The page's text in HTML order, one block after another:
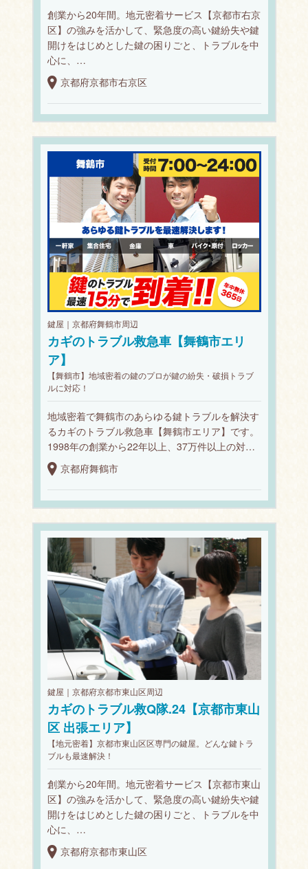
創業から20年間。地元密着サービス【京都市右京
区】の強みを活かして、緊急度の高い鍵紛失や鍵
開けをはじめとした鍵の困りごと、トラブルを中
心に、…
京都府京都市右京区
鍵屋｜京都府舞鶴市周辺
カギのトラブル救急車【舞鶴市エリ
ア】
【舞鶴市】地域密着の鍵のプロが鍵の紛失・破損トラブ
ルに対応！
地域密着で舞鶴市のあらゆる鍵トラブルを解決す
るカギのトラブル救急車【舞鶴市エリア】です。
1998年の創業から22年以上、37万件以上の対…
京都府舞鶴市
鍵屋｜京都府京都市東山区周辺
カギのトラブル救Q隊.24【京都市東山
区 出張エリア】
【地元密着】京都市東山区区専門の鍵屋。どんな鍵トラ
ブルも最速解決！
創業から20年間。地元密着サービス【京都市東山
区】の強みを活かして、緊急度の高い鍵紛失や鍵
開けをはじめとした鍵の困りごと、トラブルを中
心に、…
京都府京都市東山区